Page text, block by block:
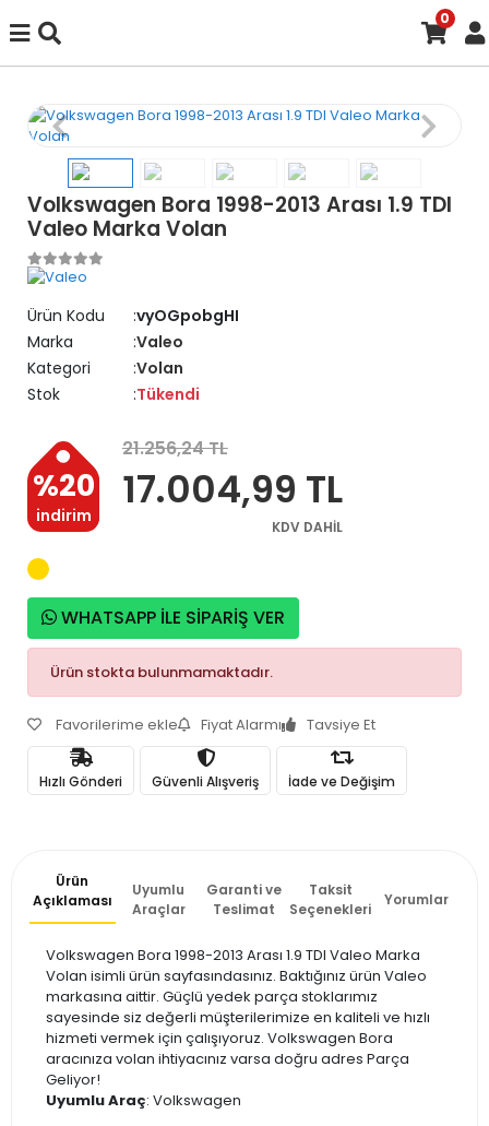
0
Volkswagen Bora 1998-2013 Arası 1.9 TDI
Valeo Marka Volan
Ürün Kodu
vyOGpobgHI
Marka
Valeo
Kategori
Volan
Stok
Tükendi
%20
indirim
21.256,24 TL
17.004,99 TL
KDV DAHİL
WHATSAPP İLE SİPARİŞ VER
Ürün stokta bulunmamaktadır.
Favorilerime ekle Fiyat Alarmı Tavsiye Et
Hızlı Gönderi Güvenli Alışveriş İade ve Değişim
Ürün
Açıklaması
Uyumlu
Araçlar
Garanti ve
Teslimat
Taksit
Seçenekleri
Yorumlar
Volkswagen Bora 1998-2013 Arası 1.9 TDI Valeo Marka
Volan isimli ürün sayfasındasınız. Baktığınız ürün Valeo
markasına aittir. Güçlü yedek parça stoklarımız
sayesinde siz değerli müşterilerimize en kaliteli ve hızlı
hizmeti vermek için çalışıyoruz. Volkswagen Bora
aracınıza volan ihtiyacınız varsa doğru adres Parça
Geliyor!
Uyumlu Araç: Volkswagen